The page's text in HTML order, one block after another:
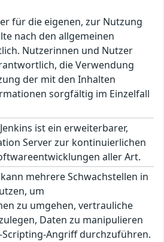
für die eigenen, zur Nutzung
nach den allgemeinen
Nutzerinnen und Nutzer
die Verwendung
der mit den Inhalten
sorgfältig im Einzelfall
Jenkins ist ein erweiterbarer,
Server zur kontinuierlichen
aller Art.
mehrere Schwachstellen in
um
zu umgehen, vertrauliche
Daten zu manipulieren
Scripting-Angriff durchzuführen.